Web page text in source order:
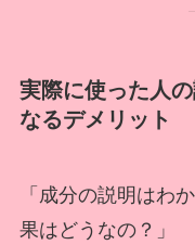
実際に使った人
なるデメリット
「成分の説明はわ
果はどうなの？」